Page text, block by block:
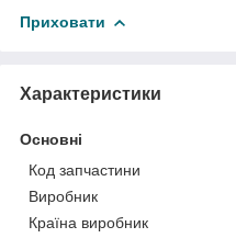
Приховати
Характеристики
Основні
Код запчастини
Виробник
Країна виробник